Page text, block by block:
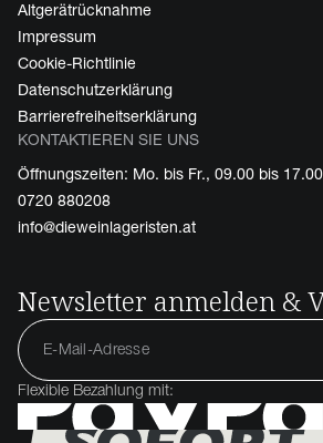
Altgerätrücknahme
Impressum
Cookie-Richtlinie
Datenschutzerklärung
Barrierefreiheitserklärung
KONTAKTIEREN SIE UNS
Öffnungszeiten: Mo. bis Fr., 09.00 bis
0720 880208
info@dieweinlageristen.at
Newsletter anmelden &
Flexible Bezahlung mit: